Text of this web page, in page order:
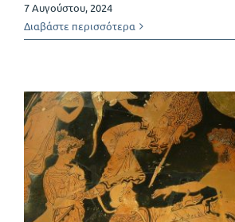
7 Αυγούστου, 2024
Διαβάστε περισσότερα